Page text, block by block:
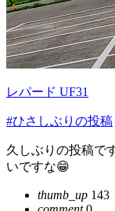
レパード UF31
#ひさしぶりの投稿
久しぶりの投稿で
いですな😁
thumb_up 143